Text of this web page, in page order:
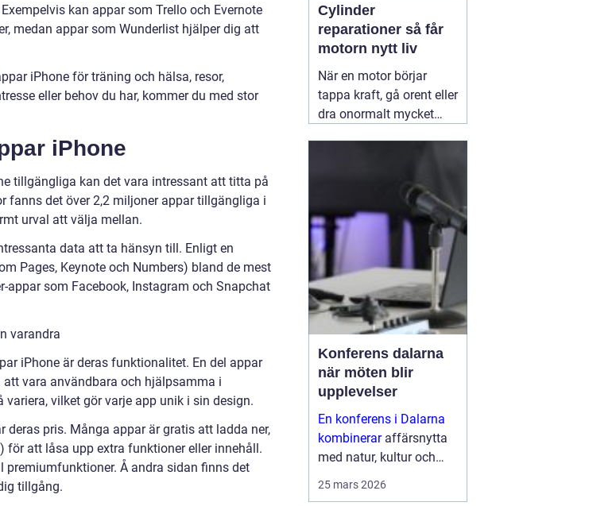
kan appar som Trello och Evernote
medan appar som Wunderlist hjälper dig att
iPhone för träning och hälsa, resor,
eller behov du har, kommer du med stor
iPhone
tillgängliga kan det vara intressant att titta på
fanns det över 2,2 miljoner appar tillgängliga i
urval att välja mellan.
data att ta hänsyn till. Enligt en
Pages, Keynote och Numbers) bland de mest
appar som Facebook, Instagram och Snapchat
varandra
iPhone är deras funktionalitet. En del appar
vara användbara och hjälpsamma i
vilket gör varje app unik i sin design.
pris. Många appar är gratis att ladda ner,
för att låsa upp extra funktioner eller innehåll.
Å andra sidan finns det
tillgång.
Cylinder
reparationer så får
motorn nytt liv
När en motor börjar
tappa kraft, gå orent eller
dra onormalt mycket
gör att motorn inte
längre arbetar tätt och
effektivt. Genom
professionella
30 juni
Konferens dalarna
när möten blir
upplevelser
En konferens i Dalarna
kombineraraffärsnytta
med natur, kultur och
25 mars 2026